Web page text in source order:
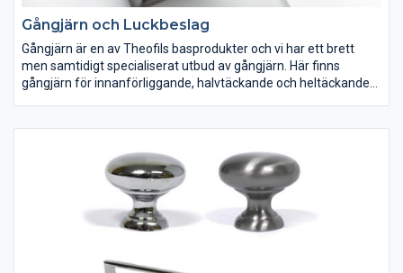
Gångjärn och Luckbeslag
Gångjärn är en av Theofils basprodukter och vi har ett brett
men samtidigt specialiserat utbud av gångjärn. Här finns
gångjärn för innanförliggande, halvtäckande och heltäckande
pianogångjärn och gångjärn för glasdörrar. Självklart säljer vi
Blums populära CLIP top gångjärn. Vi har även borrmallar som
gör ditt monteringsjobb enklare.